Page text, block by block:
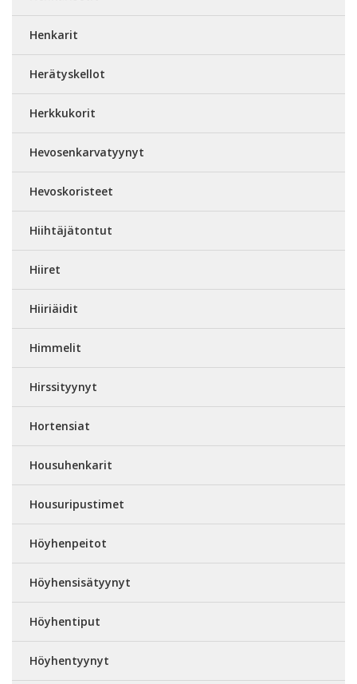
Henkarit
Herätyskellot
Herkkukorit
Hevosenkarvatyynyt
Hevoskoristeet
Hiihtäjätontut
Hiiret
Hiiriäidit
Himmelit
Hirssityynyt
Hortensiat
Housuhenkarit
Housuripustimet
Höyhenpeitot
Höyhensisätyynyt
Höyhentiput
Höyhentyynyt